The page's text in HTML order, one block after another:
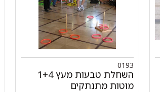
0193
השחלת טבעות מעץ 1+4
מוטות מתנתקים